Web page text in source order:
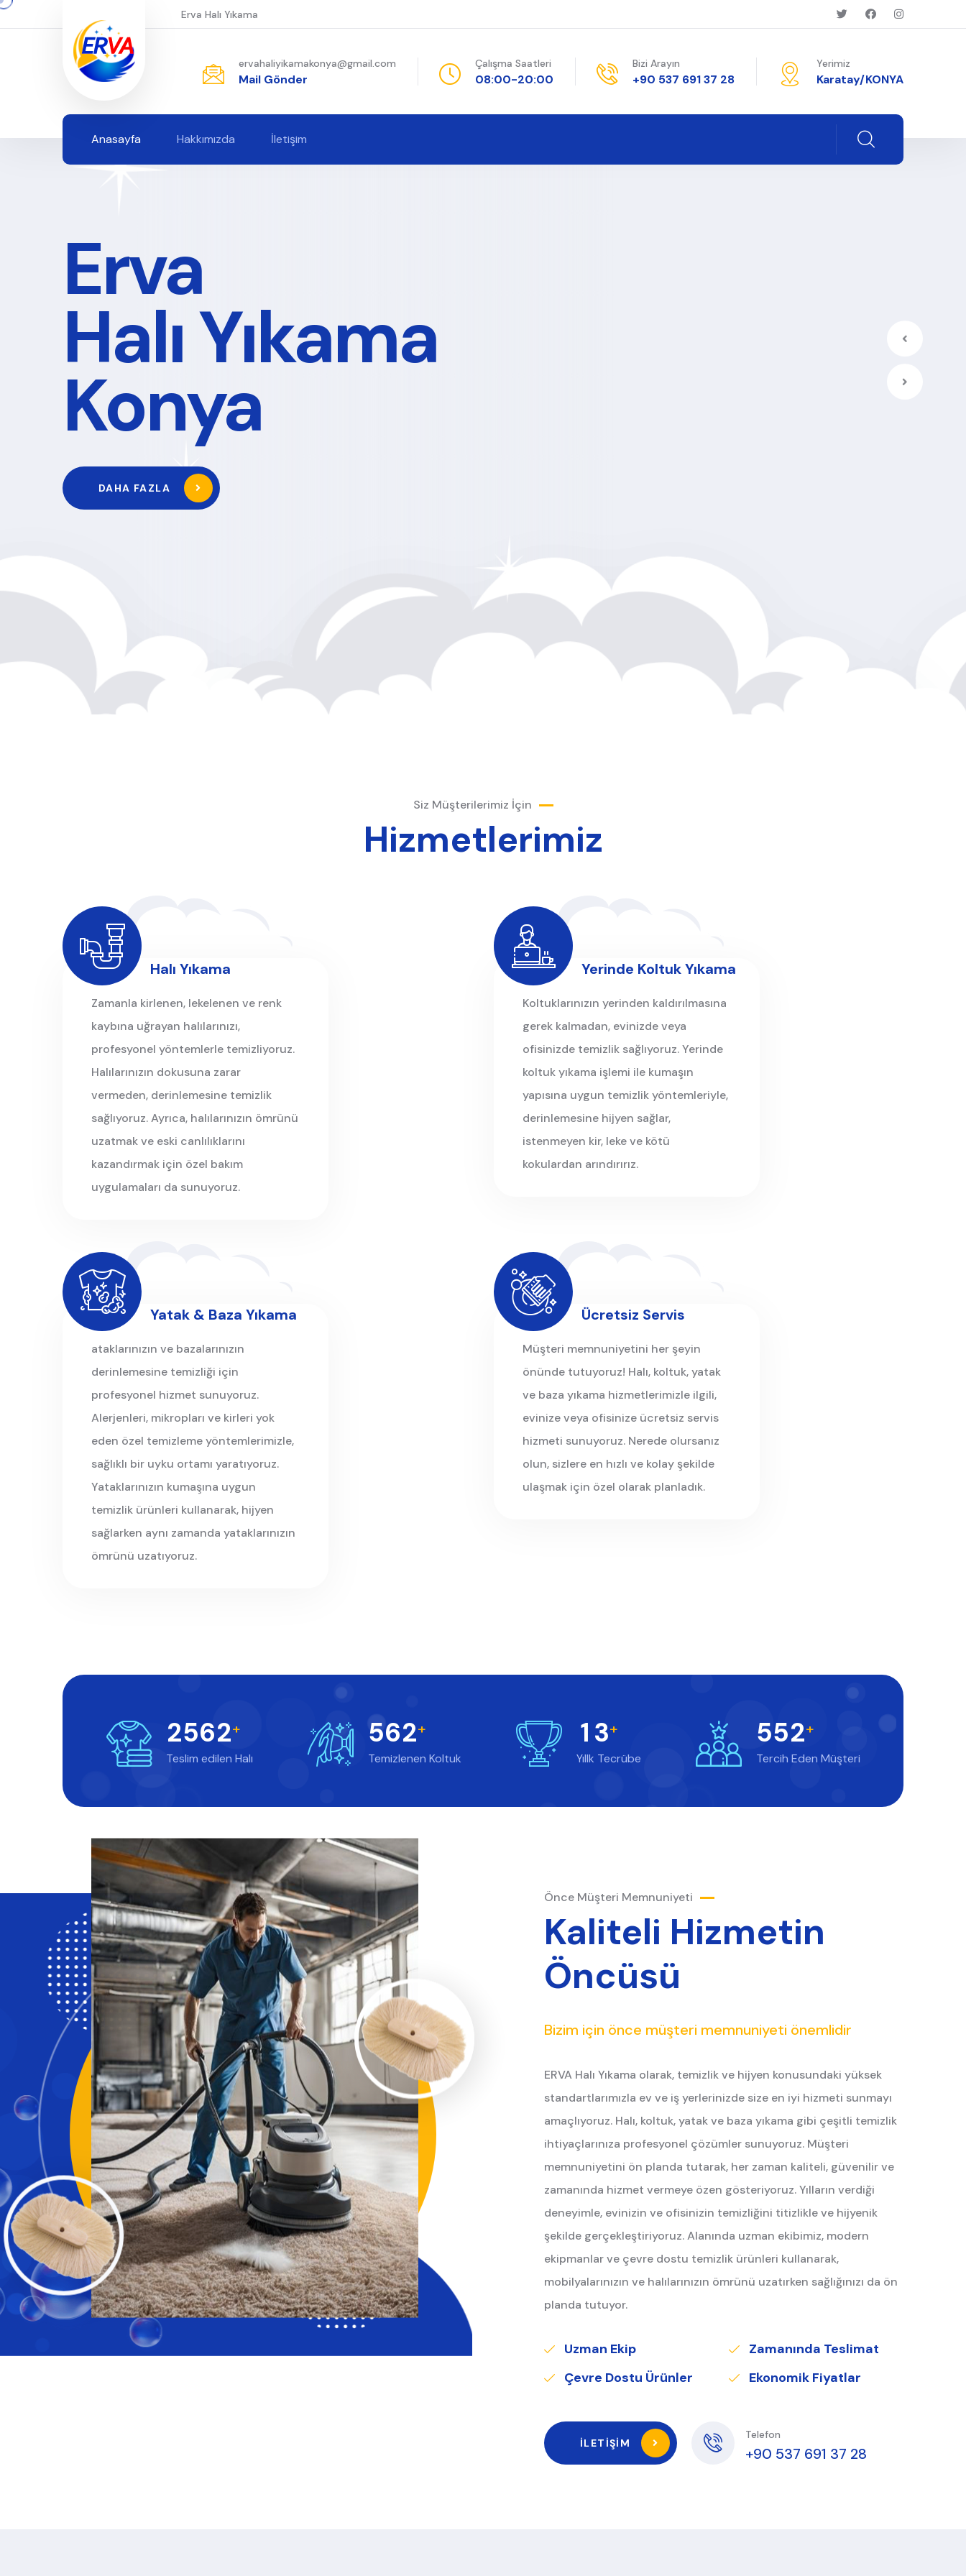
Erva Halı Yıkama
ervahaliyikamakonya@gmail.com
Mail Gönder
Çalışma Saatleri
08:00-20:00
Bizi Arayın
+90 537 691 37 28
Yerimiz
Karatay/KONYA
Anasayfa Hakkımızda İletişim
Kaliteli
Güvenilir
Hızlı Hizmet
HAKKIMIZDA
Siz Müşterilerimiz İçin
Hizmetlerimiz
Halı Yıkama
Zamanla kirlenen, lekelenen ve renk
kaybına uğrayan halılarınızı,
profesyonel yöntemlerle temizliyoruz.
Halılarınızın dokusuna zarar
vermeden, derinlemesine temizlik
sağlıyoruz. Ayrıca, halılarınızın ömrünü
uzatmak ve eski canlılıklarını
kazandırmak için özel bakım
uygulamaları da sunuyoruz.
Yerinde Koltuk Yıkama
Koltuklarınızın yerinden kaldırılmasına
gerek kalmadan, evinizde veya
ofisinizde temizlik sağlıyoruz. Yerinde
koltuk yıkama işlemi ile kumaşın
yapısına uygun temizlik yöntemleriyle,
derinlemesine hijyen sağlar,
istenmeyen kir, leke ve kötü
kokulardan arındırırız.
Yatak & Baza Yıkama
ataklarınızın ve bazalarınızın
derinlemesine temizliği için
profesyonel hizmet sunuyoruz.
Alerjenleri, mikropları ve kirleri yok
eden özel temizleme yöntemlerimizle,
sağlıklı bir uyku ortamı yaratıyoruz.
Yataklarınızın kumaşına uygun
temizlik ürünleri kullanarak, hijyen
sağlarken aynı zamanda yataklarınızın
ömrünü uzatıyoruz.
Ücretsiz Servis
Müşteri memnuniyetini her şeyin
önünde tutuyoruz! Halı, koltuk, yatak
ve baza yıkama hizmetlerimizle ilgili,
evinize veya ofisinize ücretsiz servis
hizmeti sunuyoruz. Nerede olursanız
olun, sizlere en hızlı ve kolay şekilde
ulaşmak için özel olarak planladık.
2562+
Teslim edilen Halı
562+
Temizlenen Koltuk
1 3+
Yıllk Tecrübe
552+
Tercih Eden Müşteri
Önce Müşteri Memnuniyeti
Kaliteli Hizmetin
Öncüsü
Bizim için önce müşteri memnuniyeti önemlidir
ERVA Halı Yıkama olarak, temizlik ve hijyen konusundaki yüksek
standartlarımızla ev ve iş yerlerinizde size en iyi hizmeti sunmayı
amaçlıyoruz. Halı, koltuk, yatak ve baza yıkama gibi çeşitli temizlik
ihtiyaçlarınıza profesyonel çözümler sunuyoruz. Müşteri
memnuniyetini ön planda tutarak, her zaman kaliteli, güvenilir ve
zamanında hizmet vermeye özen gösteriyoruz. Yılların verdiği
deneyimle, evinizin ve ofisinizin temizliğini titizlikle ve hijyenik
şekilde gerçekleştiriyoruz. Alanında uzman ekibimiz, modern
ekipmanlar ve çevre dostu temizlik ürünleri kullanarak,
mobilyalarınızın ve halılarınızın ömrünü uzatırken sağlığınızı da ön
planda tutuyor.
Uzman Ekip
Çevre Dostu Ürünler
Zamanında Teslimat
Ekonomik Fiyatlar
İLETIŞIM
Telefon
+90 537 691 37 28